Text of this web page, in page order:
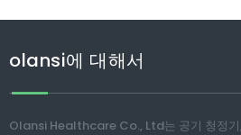
olansi에 대해서
Olansi Healthcare Co., Ltd는 공기 청정기,